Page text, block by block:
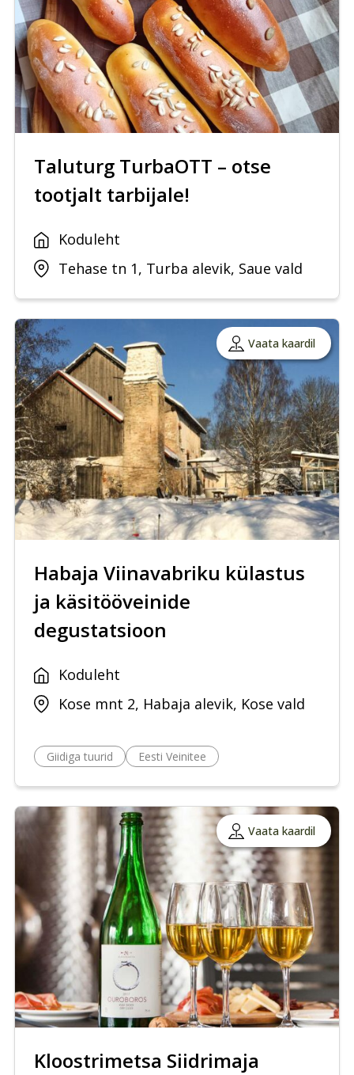
Taluturg TurbaOTT – otse
tootjalt tarbijale!
Koduleht
Tehase tn 1, Turba alevik, Saue vald
Vaata kaardil
Habaja Viinavabriku külastus
ja käsitööveinide
degustatsioon
Koduleht
Kose mnt 2, Habaja alevik, Kose vald
Giidiga tuurid Eesti Veinitee
Vaata kaardil
Kloostrimetsa Siidrimaja